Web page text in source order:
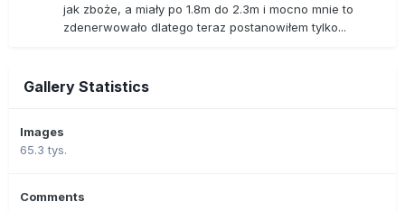
jak zboże, a miały po 1.8m do 2.3m i mocno mnie to
zdenerwowało dlatego teraz postanowiłem tylko...
Gallery Statistics
Images
65.3 tys.
Comments